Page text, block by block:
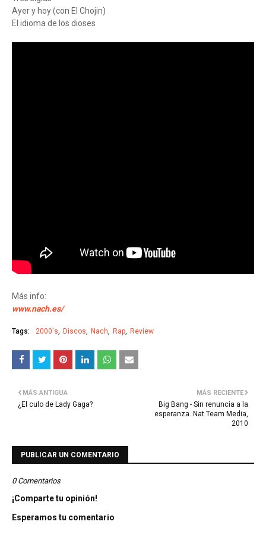
Ayer y hoy (con El Chojin)
El idioma de los dioses
Más info:
www.nach.es/
Tags: 2000's Discos Nach Rap Review
MÁS RECIENTE
Big Bang - Sin renuncia a la
esperanza. Nat Team Media,
2010
MÁS ANTIGUA
¿El culo de Lady Gaga?
PUBLICAR UN COMENTARIO
0 Comentarios
¡Comparte tu opinión!
Esperamos tu comentario